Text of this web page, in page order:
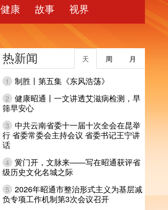
健康
故事 视界
热新闻 月
周
天
1 制胜丨第五集《东风浩荡》
2 健康昭通丨一文讲透艾滋病检测，早
筛早安心
3 中共云南省委十一届十次全会在昆举
行 省委常委会主持会议 省委书记王宁讲
话
4 黉门开，文脉来——写在昭通获评省
级历史文化名城之际
5 2026年昭通市整治形式主义为基层减
负专项工作机制第3次会议召开